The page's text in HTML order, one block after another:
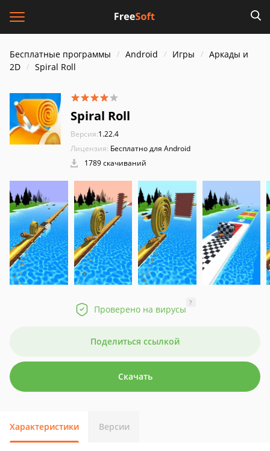
Бесплатные программы Android Игры
Аркады и
2D
Spiral Roll
Spiral Roll
Версия:1.22.4
Лицензия: Бесплатно для Android
1789 скачиваний
Проверено на вирусы
?
Поделиться ссылкой
Скачать
Характеристики Версии